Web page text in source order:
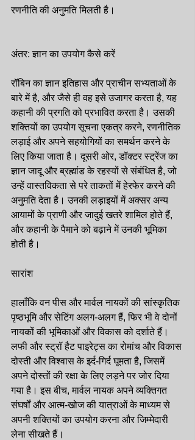
रणनीति की अनुमति मिलती है।
अंतर: ज्ञान का उपयोग कैसे करें
रॉबिन का ज्ञान इतिहास और प्राचीन सभ्यताओं के
बारे में है, और जैसे ही वह इसे उजागर करता है, यह
कहानी की प्रगति को प्रभावित करता है। उसकी
शक्तियों का उपयोग सूचना एकत्र करने, रणनीतिक
लड़ाई और अपने सहयोगियों का समर्थन करने के
लिए किया जाता है। दूसरी ओर, डॉक्टर स्ट्रेंज का
ज्ञान जादू और ब्रह्मांड के रहस्यों से संबंधित है, जो
उन्हें वास्तविकता से परे ताकतों में हेरफेर करने की
अनुमति देता है। उनकी लड़ाइयों में अक्सर अन्य
आयामों के प्राणी और जादुई खतरे शामिल होते हैं,
और कहानी के पैमाने को बढ़ाने में उनकी भूमिका
होती है।
सारांश
हालाँकि वन पीस और मार्वल नायकों की सांस्कृतिक
पृष्ठभूमि और सेटिंग अलग-अलग हैं, फिर भी वे दोनों
नायकों की भूमिकाओं और विकास को दर्शाते हैं।
लफी और स्ट्रॉ हैट पाइरेट्स का रोमांच और विकास
दोस्ती और विश्वास के इर्द-गिर्द घूमता है, जिसमें
अपने दोस्तों की रक्षा के लिए लड़ने पर जोर दिया
गया है। इस बीच, मार्वल नायक अपने व्यक्तिगत
संघर्षों और आत्म-खोज की यात्राओं के माध्यम से
अपनी शक्तियों का उपयोग करना और जिम्मेदारी
लेना सीखते हैं।